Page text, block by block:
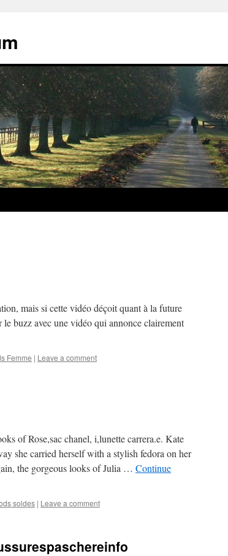
mais si cette vidéo déçoit quant à la future
buzz avec une vidéo qui annonce clairement
Femme | Leave a comment
of Rose,sac chanel, i,lunette carrera.e. Kate
she carried herself with a stylish fedora on her
the gorgeous looks of Julia … Continue
soldes | Leave a comment